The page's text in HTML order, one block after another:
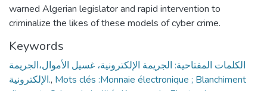
warned Algerian legislator and rapid intervention to
criminalize the likes of these models of cyber crime.
Keywords
الكلمات المفتاحية: الجريمة الإلكترونية، غسيل الأموال،الجريمة
الإلكترونية., Mots clés :Monnaie électronique ; Blanchiment